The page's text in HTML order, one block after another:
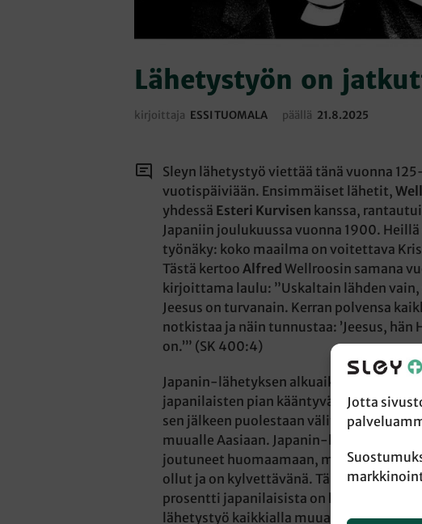
Jotta
Lähetystyön on
kirjoittaja ESSI TUOMALA päällä 21.8.2025
Sleyn lähetystyö viettää tänä vuonna
vuotispäiviään. Ensimmäiset lähetit,
yhdessä Esteri Kurvisen kanssa,
Japaniin joulukuussa vuonna 1900.
työnäky: koko maailma on voitettava
Tästä kertooAlfred Wellroosin samana
kirjoittama laulu: ”Uskaltain lähden vain,
Jeesus on turvanain. Kerran polvensa
notkistaa ja näin tunnustaa: ’Jeesus, hän
on.’” (SK 400:4)
Japanin-lähetyksen alkuaikoina odotettiin
japanilaisten pian kääntyvän Kristuksen
sen jälkeen puolestaan välittävän
muualle Aasiaan. Japanin-lähetit ovat
joutuneet huomaamaan, miten kova
ollut ja on kylvettävänä. Tänä päivänä
prosentti japanilaisista on kristittyjä. Eikä
lähetystyö kaikkialla muuallakaan ole